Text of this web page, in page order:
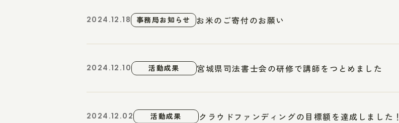
2024.12.18 事務局お知らせ お米のご寄付のお願い
2024.12.10 活動成果 宮城県司法書士会の研修で講師をつとめました
2024.12.02 活動成果 クラウドファンディングの目標額を達成しました！